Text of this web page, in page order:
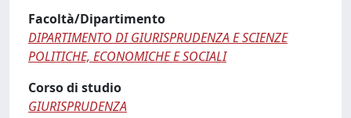
Facoltà/Dipartimento
DIPARTIMENTO DI GIURISPRUDENZA E SCIENZE
POLITICHE, ECONOMICHE E SOCIALI
Corso di studio
GIURISPRUDENZA